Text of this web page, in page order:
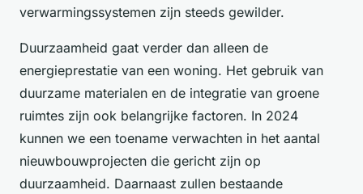
verwarmingssystemen zijn steeds gewilder.
Duurzaamheid gaat verder dan alleen de
energieprestatie van een woning. Het gebruik van
duurzame materialen en de integratie van groene
ruimtes zijn ook belangrijke factoren. In 2024
kunnen we een toename verwachten in het aantal
nieuwbouwprojecten die gericht zijn op
duurzaamheid. Daarnaast zullen bestaande